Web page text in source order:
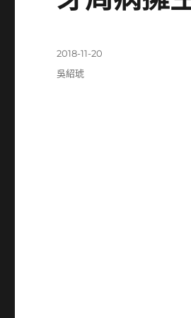
發
佈
2018-11-20
分
吳紹琥